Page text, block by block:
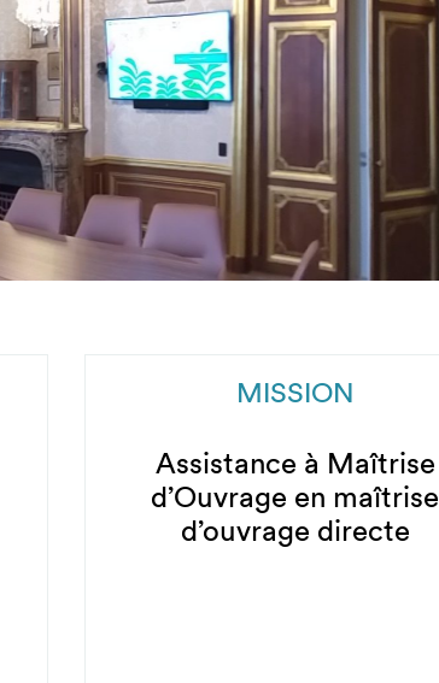
MISSION
Assistance à Maîtrise
d’Ouvrage en maîtrise
d’ouvrage directe